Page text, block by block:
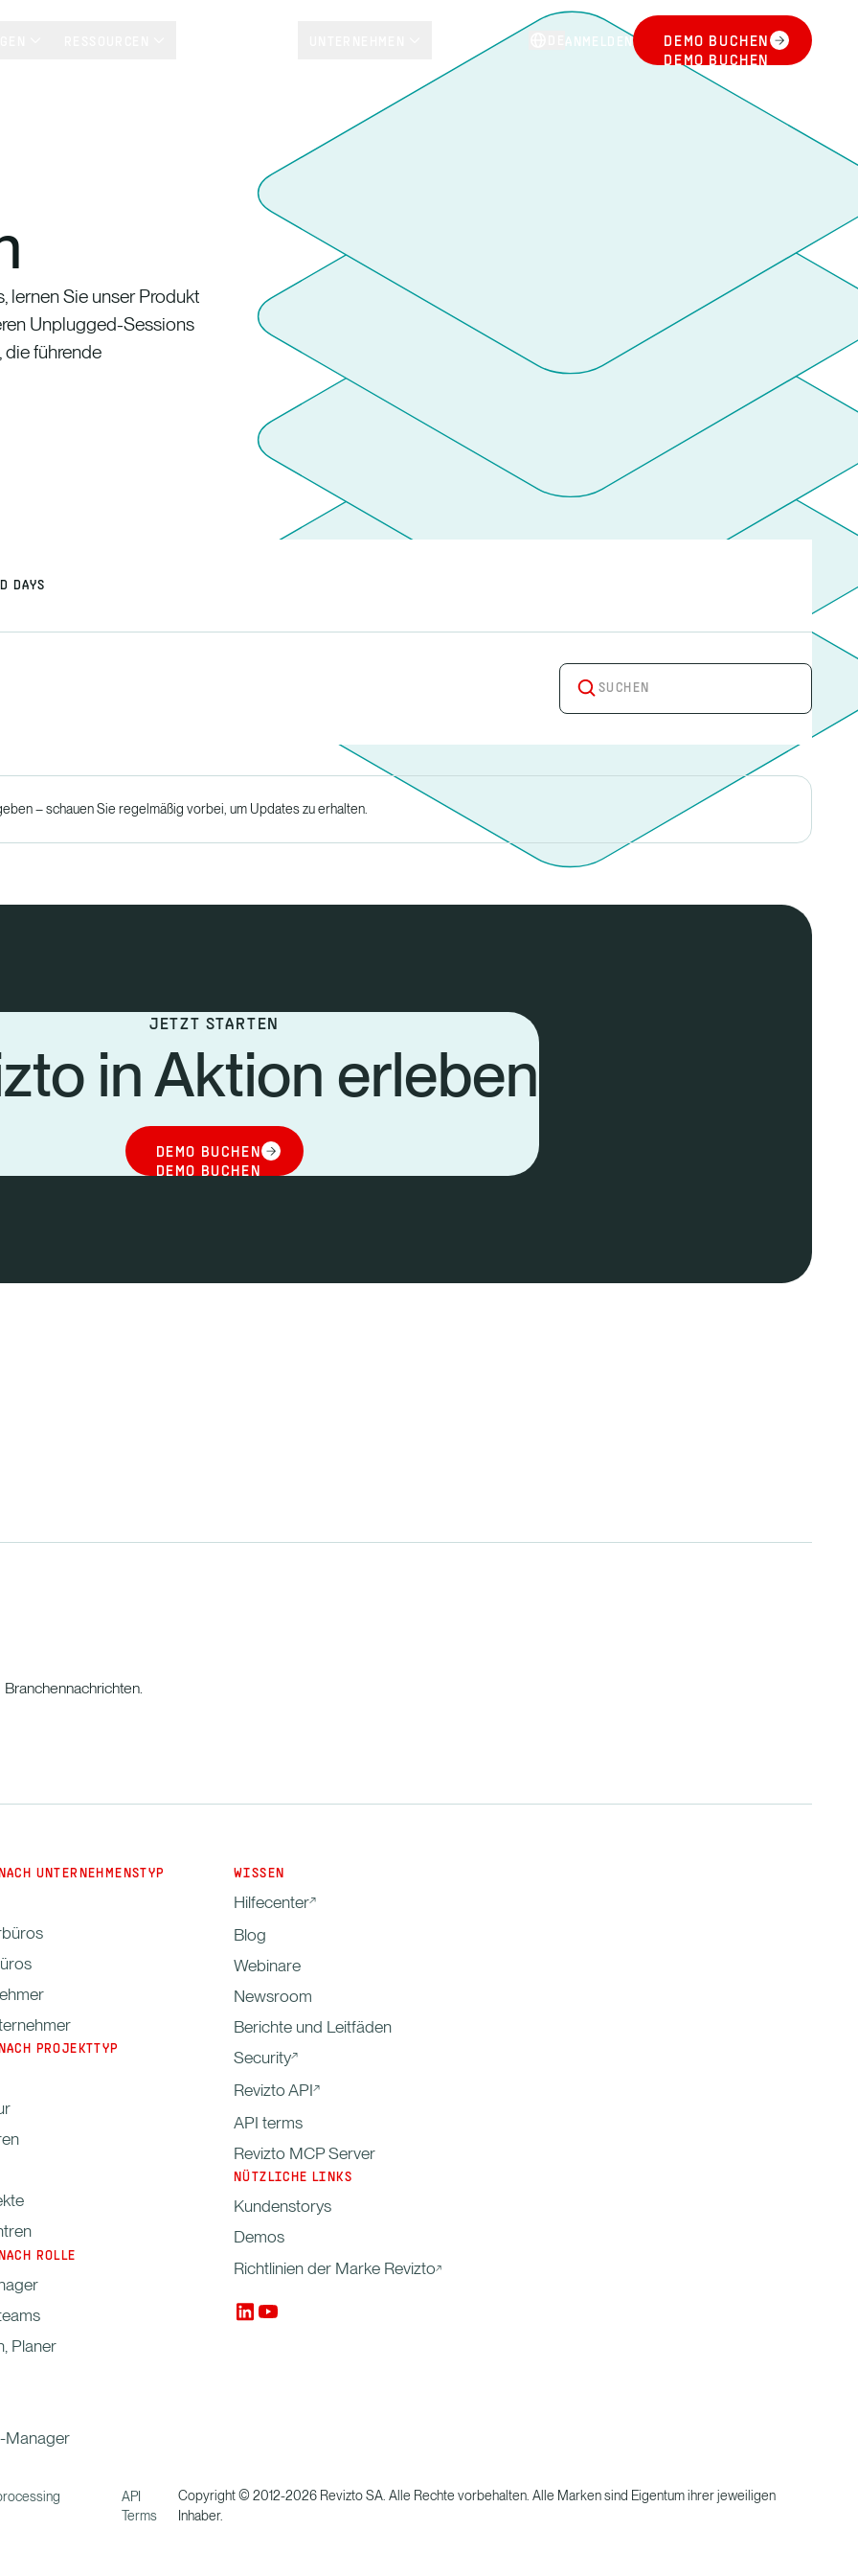
ANMELDEN
DEMO BUCHEN
DEMO BUCHEN
lernen Sie unser Produkt
Unplugged-Sessions
die führende
DAYS
– schauen Sie regelmäßig vorbei, um Updates zu erhalten.
JETZT STARTEN
in Aktion erleben
DEMO BUCHEN
DEMO BUCHEN
UNTERNEHMENSTYP
PROJEKTTYP
ROLLE
Planer
Manager
WISSEN
Hilfecenter
Blog
Webinare
Newsroom
Berichte und Leitfäden
Security
Revizto API
API terms
Revizto MCP Server
NÜTZLICHE LINKS
Kundenstorys
Demos
Richtlinien der Marke Revizto
API
Terms
Copyright © 2012-2026 Revizto SA. Alle Rechte vorbehalten. Alle Marken sind Eigentum ihrer jeweiligen
Inhaber.